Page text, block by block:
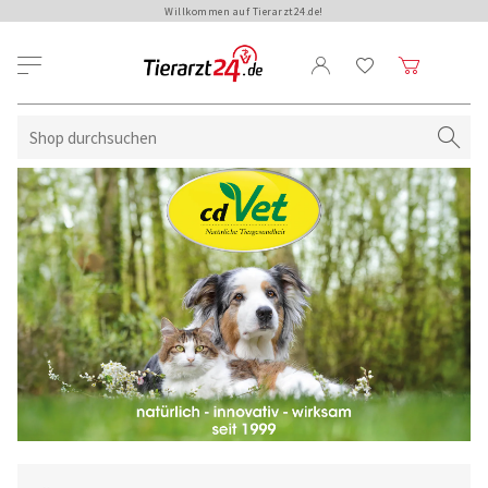
Willkommen auf Tierarzt24.de!